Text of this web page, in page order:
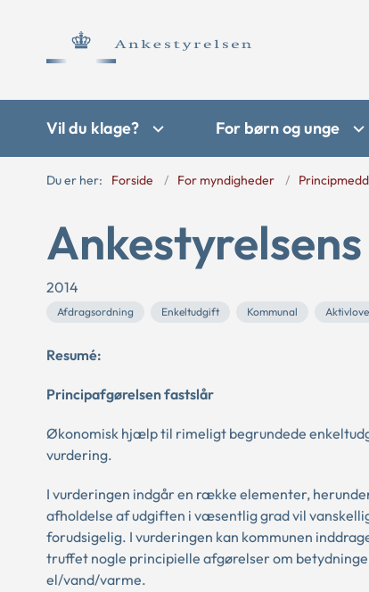
Vil du klage? For børn og unge
Du er her: Forside For myndigheder
2014
Afdragsordning Enkeltudgift Kommunal
Resumé:
Principafgørelsen fastslår
Økonomisk hjælp til rimeligt begrundede
vurdering.
I vurderingen indgår en række elementer,
afholdelse af udgiften i væsentlig grad vil
forudsigelig. I vurderingen kan kommunen
truffet nogle principielle afgørelser om
el/vand/varme.